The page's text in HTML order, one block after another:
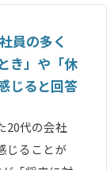
員の多く
き」や「休
じると回答
20代の会社
じることが